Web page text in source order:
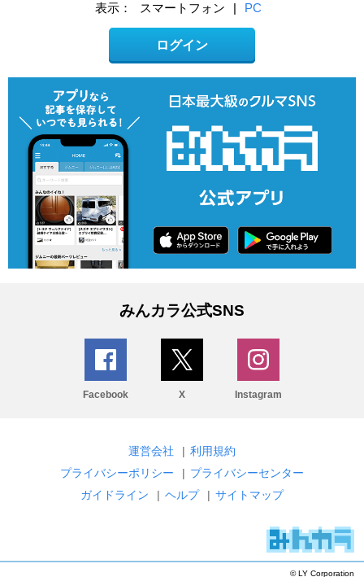
表示： スマートフォン | PC
ログイン
みんカラ公式SNS
Facebook X Instagram
運営会社 | 利用規約
プライバシーポリシー
| プライバシーセンター
ガイドライン
| ヘルプ | サイトマップ
© LY Corporation